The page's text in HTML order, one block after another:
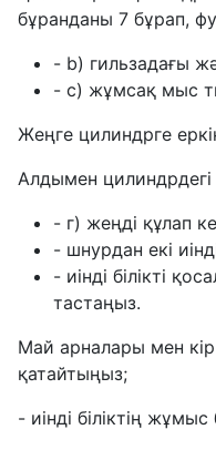
бұранданы 7 бұрап,
- b) гильзадағы
- c) жұмсақ мыс
Жеңге цилиндрге
Алдымен
- г) жеңді құлап
- шнурдан екі
- иінді білікті
тастаңыз.
Май арналары мен
қатайтыңыз;
- иінді біліктің